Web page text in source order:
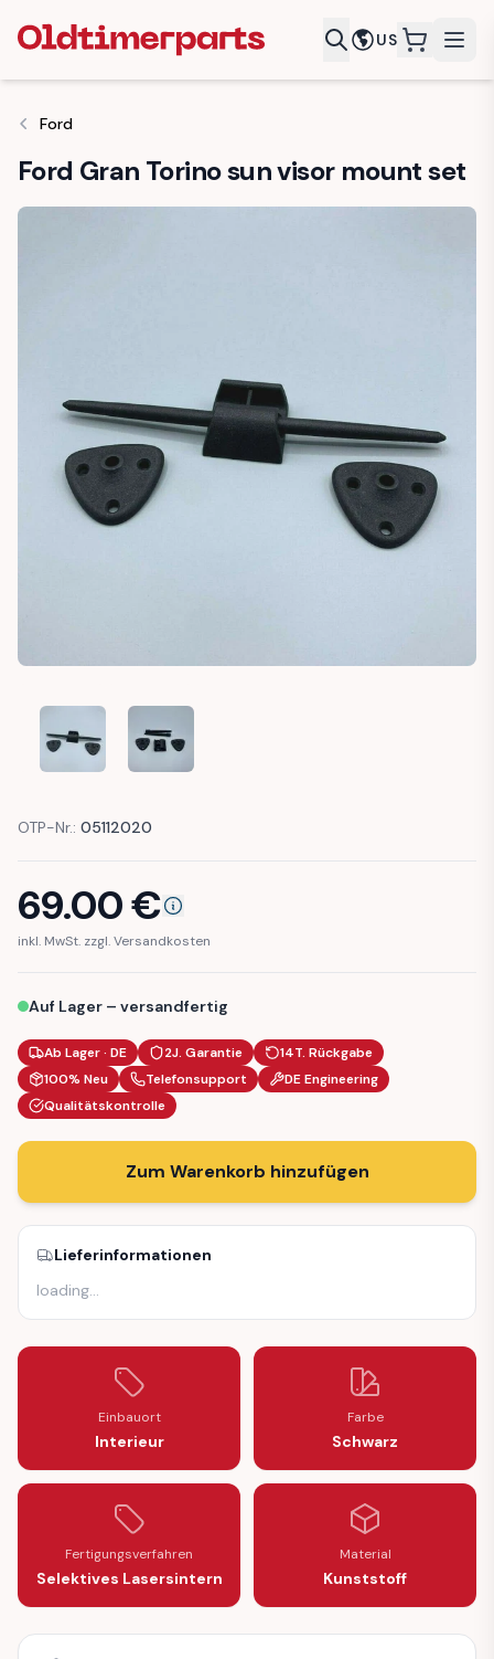
US
Ford
Ford Gran Torino sun visor mount set
FORD GRAN TORINO SUN VISOR MOUNT SET
FORD GRAN TORINO SUN VISOR MOUNT SET
OTP-Nr.: 05112020
69.00€
inkl. MwSt. zzgl. Versandkosten
Auf Lager – versandfertig
Ab Lager · DE 2J. Garantie
14T. Rückgabe
100% Neu
Telefonsupport
DE Engineering
Qualitätskontrolle
Zum Warenkorb hinzufügen
Lieferinformationen
loading…
Einbauort
Interieur
Farbe
Schwarz
Fertigungsverfahren
Selektives Lasersintern
Material
Kunststoff